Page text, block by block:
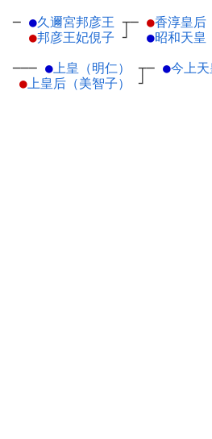
─ ●久邇宮邦彦王 ┬
●邦彦王妃俔子 ┘
─ ●香淳皇后
●昭和天皇
─── ●上皇（明仁）
┬
●上皇后（美智子） ┘
─ ●今上天